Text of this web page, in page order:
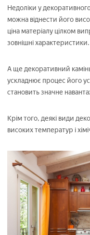
Недоліки у
можна віднести його
ціна матеріалу цілком
зовнішні характеристики.
А ще декоративний
ускладнює процес його
становить значне
Крім того, деякі види
високих температур і